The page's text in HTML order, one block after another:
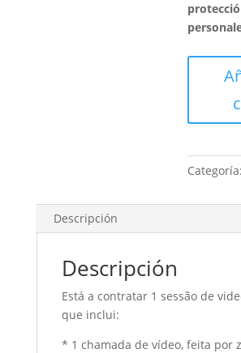
cantidad
Descripción
Descripción
Está a contratar 1 sessão de
que inclui:
* 1 chamada de vídeo, feita por